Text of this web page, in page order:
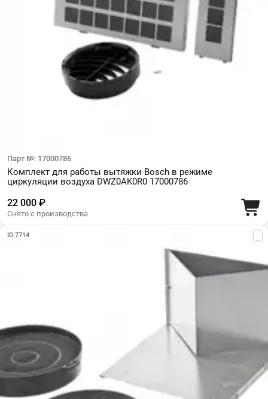
Парт №: 17000786
Комплект для работы вытяжки Bosch в режиме
циркуляции воздуха DWZ0AK0R0 17000786
22 000 ₽
Снято с производства
ID 7714